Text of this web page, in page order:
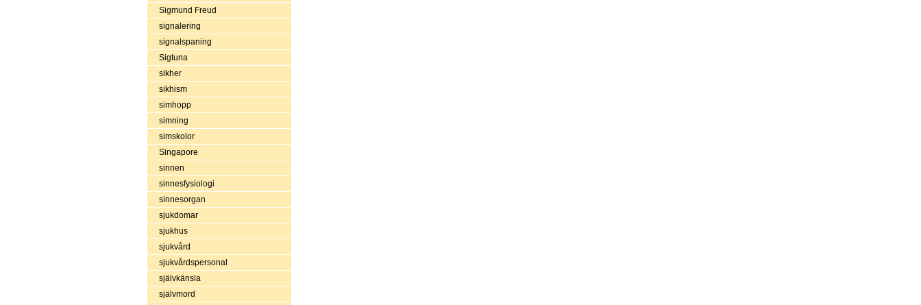
Sigmund Freud
signalering
signalspaning
Sigtuna
sikher
sikhism
simhopp
simning
simskolor
Singapore
sinnen
sinnesfysiologi
sinnesorgan
sjukdomar
sjukhus
sjukvård
sjukvårdspersonal
självkänsla
självmord